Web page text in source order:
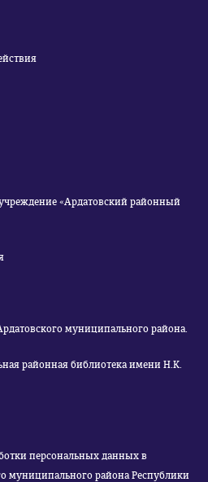
районный
муниципального района.
районная библиотека имени Н.К.
персональных данных в
муниципального района Республики